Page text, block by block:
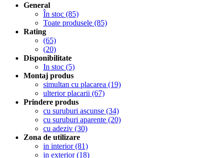
General
În stoc (85)
Toate produsele (85)
Rating
(65)
(20)
Disponibilitate
In stoc (5)
Montaj produs
simultan cu placarea (19)
ulterior placarii (67)
Prindere produs
cu suruburi ascunse (34)
cu suruburi aparente (20)
cu adeziv (30)
Zona de utilizare
in interior(81)
in exterior(18)